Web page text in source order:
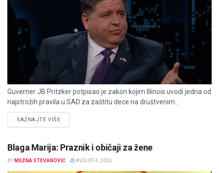
Guverner JB Pritzker potpisao je zakon kojim Illinois uvodi jedna od
najstrožih pravila u SAD za zaštitu dece na društvenim...
SAZNAJTE VIŠEDETAILS
Blaga Marija: Praznik i običaji za žene
BY MILENA STEVANOVIĆ AVGUST 4, 2026